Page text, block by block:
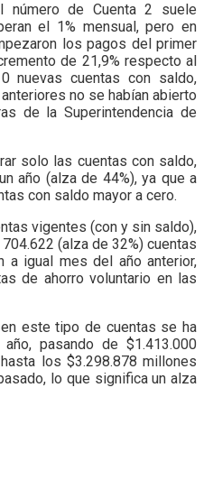
número de Cuenta 2 suele
el 1% mensual, pero en
los pagos del primer
de 21,9% respecto al
nuevas cuentas con saldo,
no se habían abierto
de la Superintendencia de
solo las cuentas con saldo,
año (alza de 44%), ya que a
con saldo mayor a cero.
vigentes (con y sin saldo),
(alza de 32%) cuentas
a igual mes del año anterior,
de ahorro voluntario en las
este tipo de cuentas se ha
pasando de $1.413.000
los $3.298.878 millones
lo que significa un alza